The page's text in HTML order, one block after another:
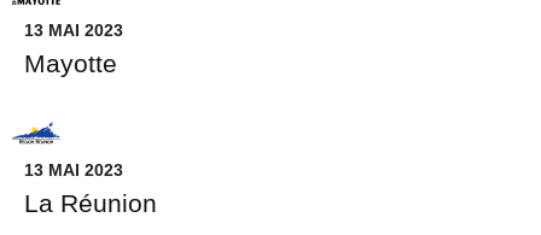
13 MAI 2023
Mayotte
13 MAI 2023
La Réunion